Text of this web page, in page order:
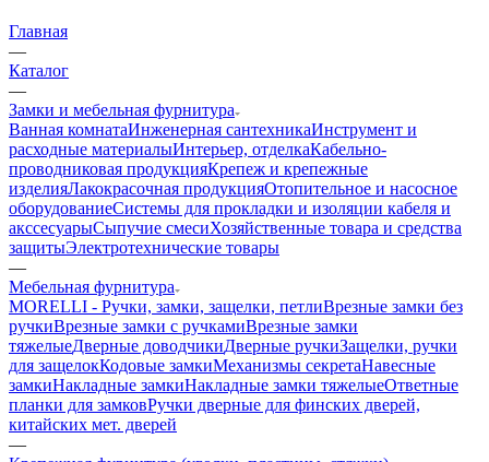
Главная
—
Каталог
—
Замки и мебельная фурнитура
Ванная комнатаИнженерная сантехникаИнструмент и
расходные материалыИнтерьер, отделкаКабельно-
проводниковая продукцияКрепеж и крепежные
изделияЛакокрасочная продукцияОтопительное и насосное
оборудованиеСистемы для прокладки и изоляции кабеля и
акссесуарыСыпучие смесиХозяйственные товара и средства
защитыЭлектротехнические товары
—
Мебельная фурнитура
MORELLI - Ручки, замки, защелки, петлиВрезные замки без
ручкиВрезные замки с ручкамиВрезные замки
тяжелыеДверные доводчикиДверные ручкиЗащелки, ручки
для защелокКодовые замкиМеханизмы секретаНавесные
замкиНакладные замкиНакладные замки тяжелыеОтветные
планки для замковРучки дверные для финских дверей,
китайских мет. дверей
—